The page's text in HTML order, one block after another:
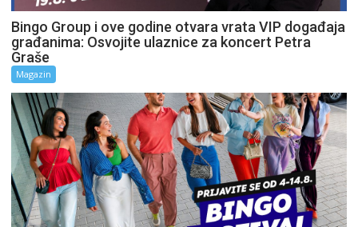
Bingo Group i ove godine otvara vrata VIP događaja
građanima: Osvojite ulaznice za koncert Petra
Graše
Magazin